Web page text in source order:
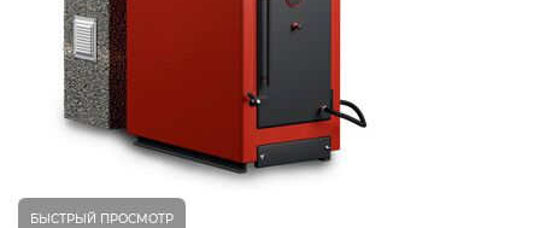
БЫСТРЫЙ ПРОСМОТР